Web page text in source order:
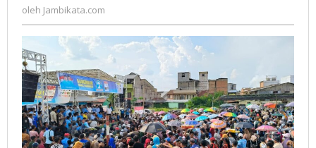
Al
Haris
oleh Jambikata.com